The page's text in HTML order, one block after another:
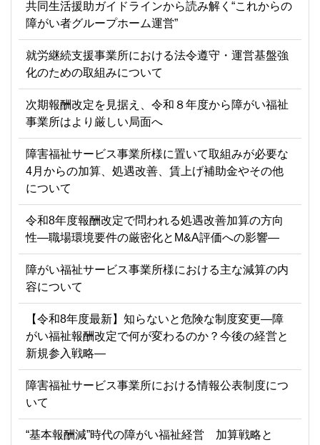
共同生活援助ガイドラインから読み解く“これからの
障がい者グループホーム運営”
就労継続支援事業所における法令遵守・運営基盤強
化のための取組みについて
次期報酬改定を見据え、令和８年度から障がい福祉
事業所はより厳しい局面へ
障害福祉サービス事業所様に置いて取組みが必要な
4月からの加算、処遇改善、賃上げ補助金やその他
について
令和8年度報酬改定で問われる処遇改善加算の方向
性―職場環境要件の厳密化とM&A評価への影響―
障がい福祉サービス事業所様における主な減算の内
容について
【令和8年度最新】知らないと危険な制度変更―障
がい福祉報酬改定で何が変わるのか？今後の経営と
新規参入戦略―
障害福祉サービス事業所における情報公表制度につ
いて
“基本報酬減”時代の障がい福祉経営 加算戦略と